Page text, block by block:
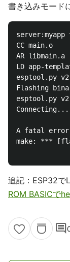
書き込みモード
CC main.o
AR libmain.a
LD app-
esptool.py
Flashing
esptool.py
A fatal error
make: ***
追記：ESP32で
ROM BASICで
comment